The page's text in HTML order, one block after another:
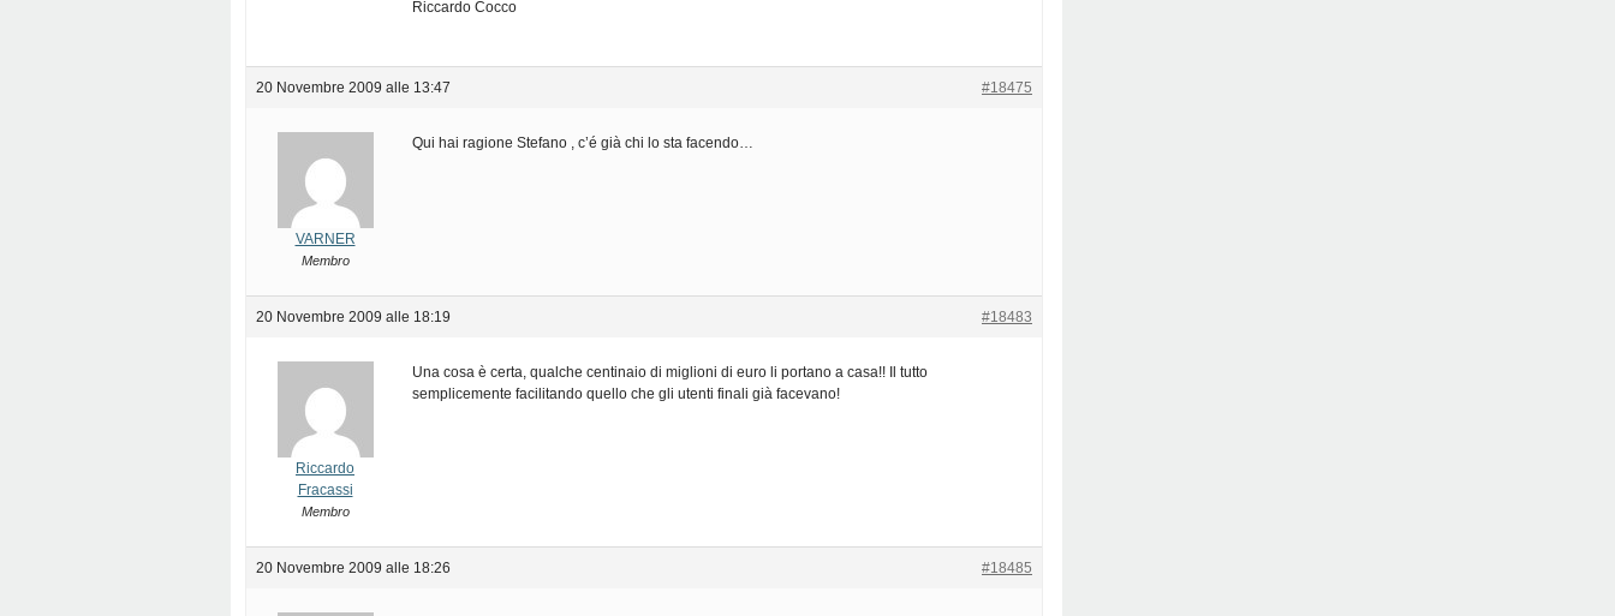
Riccardo Cocco
20 Novembre 2009 alle 13:47 #18475
VARNER
Membro
Qui hai ragione Stefano , c’é già chi lo sta facendo…
20 Novembre 2009 alle 18:19 #18483
Riccardo
Fracassi
Membro
Una cosa è certa, qualche centinaio di miglioni di euro li portano a casa!! Il tutto
semplicemente facilitando quello che gli utenti finali già facevano!
20 Novembre 2009 alle 18:26 #18485